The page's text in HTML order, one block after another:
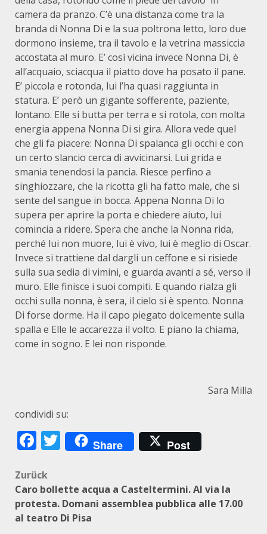
camera da pranzo. C’è una distanza come tra la
branda di Nonna Di e la sua poltrona letto, loro due
dormono insieme, tra il tavolo e la vetrina massiccia
accostata al muro. E’ così vicina invece Nonna Di, è
all’acquaio, sciacqua il piatto dove ha posato il pane.
E’ piccola e rotonda, lui l’ha quasi raggiunta in
statura. E’ però un gigante sofferente, paziente,
lontano. Elle si butta per terra e si rotola, con molta
energia appena Nonna Di si gira. Allora vede quel
che gli fa piacere: Nonna Di spalanca gli occhi e con
un certo slancio cerca di avvicinarsi. Lui grida e
smania tenendosi la pancia. Riesce perfino a
singhiozzare, che la ricotta gli ha fatto male, che si
sente del sangue in bocca. Appena Nonna Di lo
supera per aprire la porta e chiedere aiuto, lui
comincia a ridere. Spera che anche la Nonna rida,
perché lui non muore, lui è vivo, lui è meglio di Oscar.
Invece si trattiene dal dargli un ceffone e si risiede
sulla sua sedia di vimini, e guarda avanti a sé, verso il
muro. Elle finisce i suoi compiti. E quando rialza gli
occhi sulla nonna, è sera, il cielo si è spento. Nonna
Di forse dorme. Ha il capo piegato dolcemente sulla
spalla e Elle le accarezza il volto. E piano la chiama,
come in sogno. E lei non risponde.
Sara Milla
condividi su:
Facebook
Twitter
Share Post
Beitragsnavigation
Zurück
Caro bollette acqua a Casteltermini. Al via la
protesta. Domani assemblea pubblica alle 17.00
al teatro Di Pisa